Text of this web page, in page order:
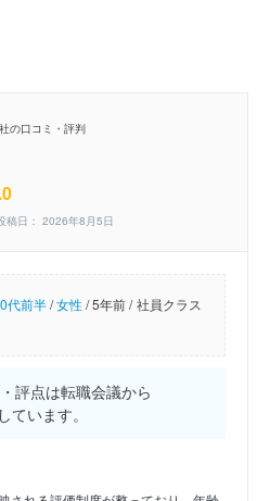
の口コミ・評判
稿日： 2026年8月5日
代前半/女性/5年前 / 社員クラス
評点は転職会議から
ています。